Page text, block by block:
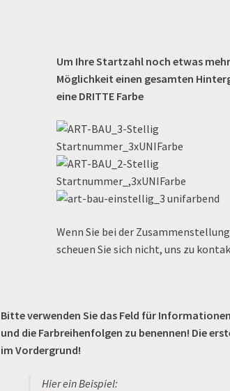
Um Ihre Startzahl noch etwas
Möglichkeit einen gesamten
eine DRITTE Farbe
Wenn Sie bei der
scheuen Sie sich nicht, uns zu
Bitte verwenden Sie das Feld für
und die Farbreihenfolgen zu benennen! Die
im Vordergrund!
Hier ein Beispiel: